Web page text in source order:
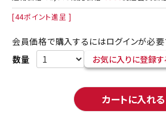
[44ポイント進呈 ]
会員価格で購入するにはログインが必要
お気に入りに登録す
カートに入れる